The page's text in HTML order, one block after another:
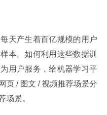
天产生着百亿规模的用户
本。如何利用这些数据训
用户服务，给机器学习平
页 / 图文 / 视频推荐场景分
场景。